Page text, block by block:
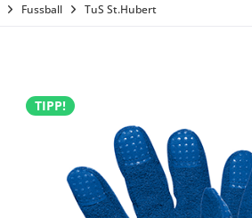
Fussball TuS St.Hubert
TIPP!